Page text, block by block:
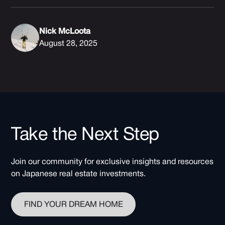
Nick McLoota
August 28, 2025
Take the Next Step
Join our community for exclusive insights and resources
on Japanese real estate investments.
FIND YOUR DREAM HOME